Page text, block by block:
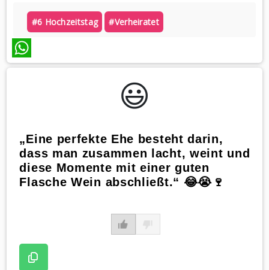
#6 Hochzeitstag #verheiratet
WhatsApp
😃️
„Eine perfekte Ehe besteht darin,
dass man zusammen lacht, weint und
diese Momente mit einer guten
Flasche Wein abschließt.“ 😂😭🍷